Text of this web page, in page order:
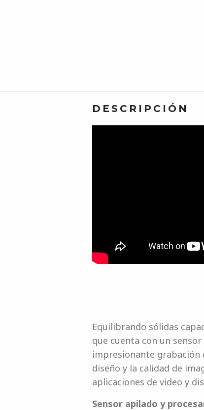
DESCRIPCIÓN
Equilibrando sólidas
que cuenta con un
impresionante grabación
diseño y la calidad de
aplicaciones de video y
Sensor apilado y